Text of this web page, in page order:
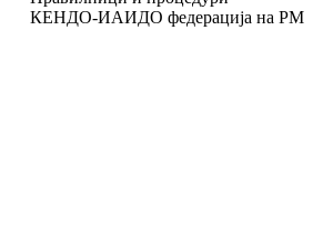
КЕНДО-ИАИДО федерација на РМ